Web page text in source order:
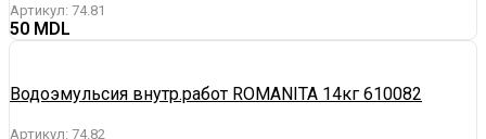
Артикул: 74.81
50
Водоэмульсия внутр.работ ROMANITA 14кг 610082
Артикул: 74.82